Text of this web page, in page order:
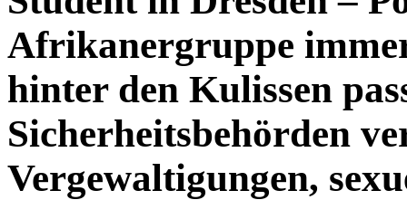
Afrikanergruppe
hinter den Kulissen
Sicherheitsbehörden
Vergewaltigungen,